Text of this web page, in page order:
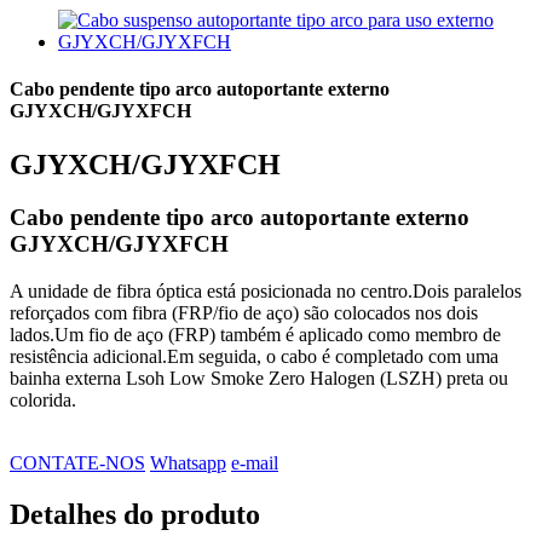
Cabo pendente tipo arco autoportante externo
GJYXCH/GJYXFCH
GJYXCH/GJYXFCH
Cabo pendente tipo arco autoportante externo
GJYXCH/GJYXFCH
A unidade de fibra óptica está posicionada no centro.Dois paralelos
reforçados com fibra (FRP/fio de aço) são colocados nos dois
lados.Um fio de aço (FRP) também é aplicado como membro de
resistência adicional.Em seguida, o cabo é completado com uma
bainha externa Lsoh Low Smoke Zero Halogen (LSZH) preta ou
colorida.
CONTATE-NOS Whatsapp e-mail
Detalhes do produto